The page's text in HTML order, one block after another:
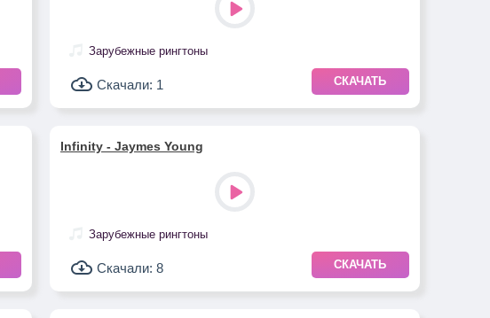
Зарубежные рингтоны
Скачали: 1 СКАЧАТЬ
Infinity - Jaymes Young
Зарубежные рингтоны
Скачали: 8 СКАЧАТЬ